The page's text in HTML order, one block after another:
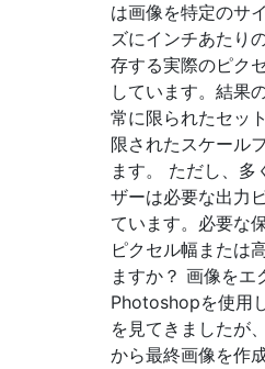
は画像を特定のサ
ズにインチあたり
存する実際のピク
しています。結果
常に限られたセッ
限されたスケール
ます。 ただし、多
ザーは必要な出力
ています。必要な
ピクセル幅または
ますか？ 画像をエ
Photoshopを使用
を見てきましたが
から最終画像を作